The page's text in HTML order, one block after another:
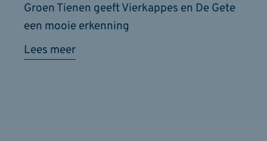
Lees meer
Groen Tienen geeft Vierkappes en De Gete
een mooie erkenning